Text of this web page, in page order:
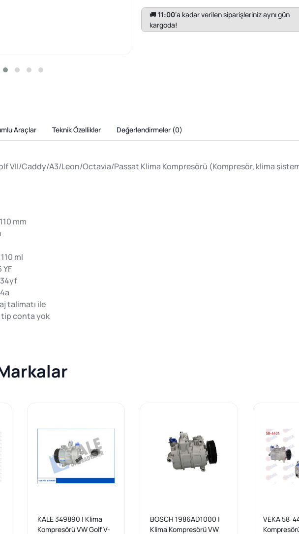
🚚11:00’a kadar verilen siparişleriniz aynı gün
kargoda!
Araçlar Teknik Özellikler Değerlendirmeler (0)
VII/Caddy/A3/Leon/Octavia/Passat Klima Kompresörü (Kompresör, klima
mm
ml
YF
talimatı ile
tip conta yok
KALE 349890 | Klima
Kompresörü VW Golf V-
BOSCH 1986AD1000 |
Klima Kompresörü VW
VEKA 58-